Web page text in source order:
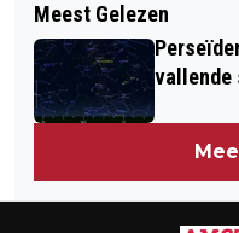
Meest Gelezen
vallende